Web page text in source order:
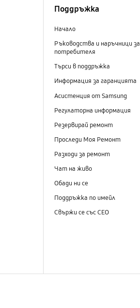
Поддръжка
Начало
Ръководства и наръчници за
потребителя
Търси в поддръжка
Информация за гаранцията
Асистенция от Samsung
Регулаторна информация
Резервирай ремонт
Проследи Моя Ремонт
Разходи за ремонт
Чат на живо
Обади ни се
Поддръжка по имейл
Свържи се със СЕО